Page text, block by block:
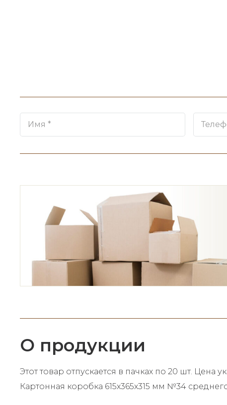
О продукции
Этот товар отпускается в пачках по 20 шт. Цена
Картонная коробка 615х365х315 мм №34